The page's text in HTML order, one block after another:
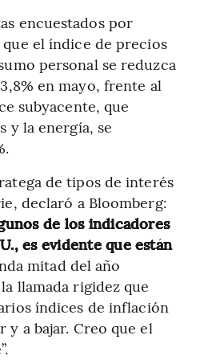
encuestados por
que el índice de precios
personal se reduzca
en mayo, frente al
subyacente, que
y la energía, se
de tipos de interés
declaró a Bloomberg:
de los indicadores
es evidente que están
mitad del año
llamada rigidez que
índices de inflación
y a bajar. Creo que el